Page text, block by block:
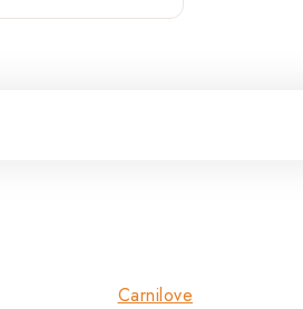
Carnilove